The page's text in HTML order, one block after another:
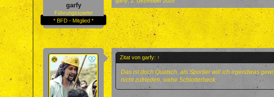
garfy
Führungsspieler
* BFD - Mitglied *
Zitat von garfy: ↑
Das ist doch Quatsch, als Sportler will ich irgendwas
nicht zufrieden, siehe Schlotterbeck.